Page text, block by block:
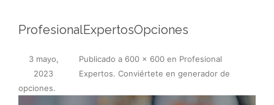
ProfesionalExpertosOpciones
Publicado
3 mayo,
2023
a 600 × 600 en Profesional
Expertos. Conviértete en generador de
opciones.